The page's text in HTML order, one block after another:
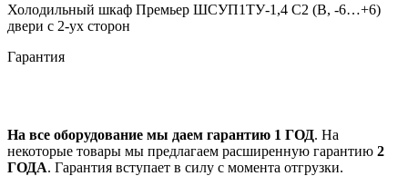
Холодильный шкаф Премьер ШСУП1ТУ-1,4 С2 (В, -6…+6)
двери с 2-ух сторон
Гарантия
На все оборудование мы даем гарантию 1 ГОД. На
некоторые товары мы предлагаем расширенную гарантию 2
ГОДА. Гарантия вступает в силу с момента отгрузки.